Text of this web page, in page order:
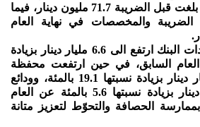
أثمرت عن تحقيق أرباح بلغت قبل الضريبة 71.7 مليون دينار، فيما
الضريبة والمخصصات في نهاية العام
وقال إن إجمالي موجودات البنك ارتفع الى 6.6 مليار دينار بزيادة
عن العام السابق، في حين ارتفعت محفظة
التسهيلات الى 3.9 مليار دينار بزيادة نسبتها 19.1 بالمئة، وودائع
العملاء إلى 5.1 مليار دينار بزيادة نسبتها 5.6 بالمئة عن العام
الحصافة والتحوّط لتعزيز متانة